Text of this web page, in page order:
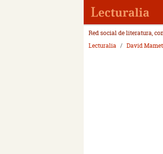
Red social de literatura,
Lecturalia
David Mamet